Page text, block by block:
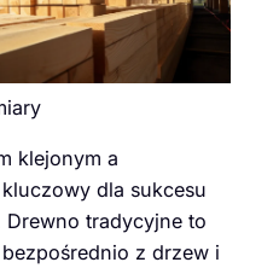
klejonym a
dla sukcesu
tradycyjne to
z drzew i